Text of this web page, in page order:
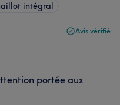
intégral
Avis vérifié
portée aux